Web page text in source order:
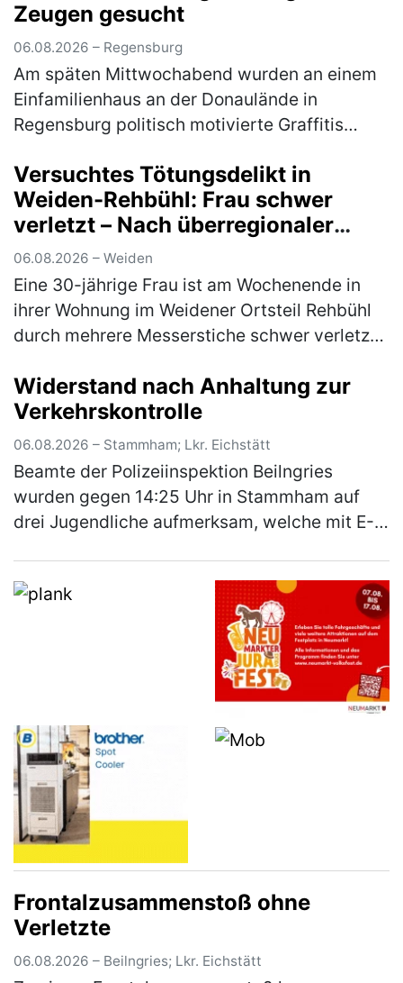
Zeugen gesucht
06.08.2026 – Regensburg
Am späten Mittwochabend wurden an einem
Einfamilienhaus an der Donaulände in
Regensburg politisch motivierte Graffitis
bereits ermittelt werden, eine weitere Per…
(mehr)
Versuchtes Tötungsdelikt in
Weiden-Rehbühl: Frau schwer
verletzt – Nach überregionaler
Fahndung Tatverdächtiger in
Thüringen gefasst
06.08.2026 – Weiden
Eine 30-jährige Frau ist am Wochenende in
ihrer Wohnung im Weidener Ortsteil Rehbühl
durch mehrere Messerstiche schwer verletzt
Tatverdächtiger konnte nach umfangreic…
(mehr)
Widerstand nach Anhaltung zur
Verkehrskontrolle
06.08.2026 – Stammham; Lkr. Eichstätt
Beamte der Polizeiinspektion Beilngries
wurden gegen 14:25 Uhr in Stammham auf
drei Jugendliche aufmerksam, welche mit E-
(mehr)
Frontalzusammenstoß ohne
Verletzte
06.08.2026 – Beilngries; Lkr. Eichstätt